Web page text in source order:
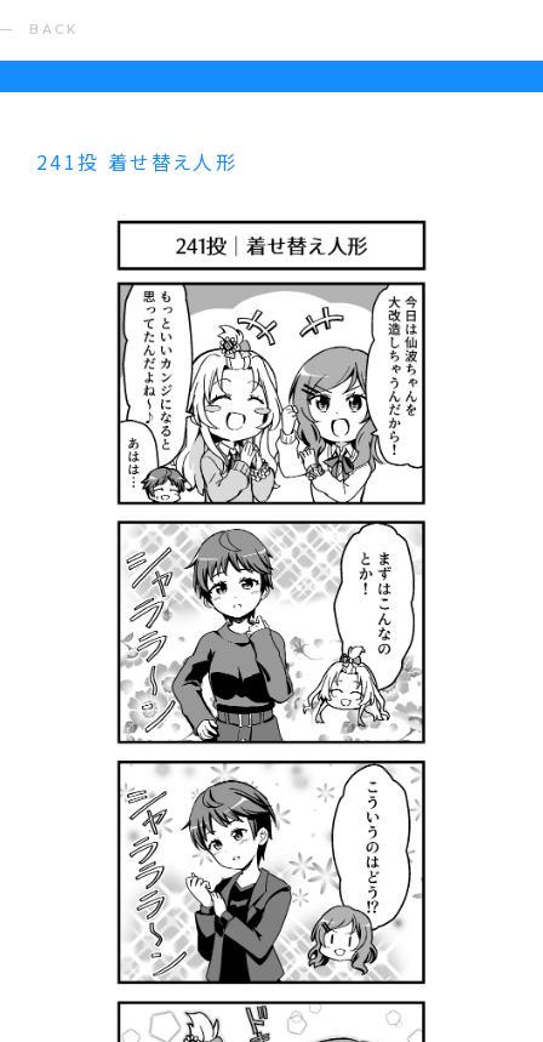
BACK
241投 着せ替え人形